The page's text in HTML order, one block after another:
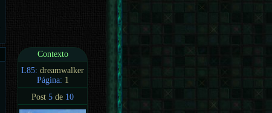
Contexto
L85: dreamwalker
Página: 1
Post5 de 10